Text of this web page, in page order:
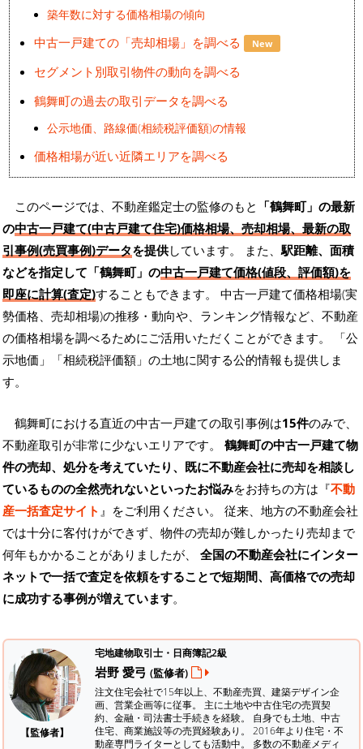
築年数に対する価格相場の傾向
中古一戸建ての「売却相場」を調べる New
セグメント別取引物件の動向を調べる
鶴舞町の過去の取引データを調べる
公示地価、路線価(相続税評価額)の情報
価格相場が近い近隣エリアを調べる
このページでは、不動産鑑定士の監修のもと 「鶴舞町」の最新
の中古一戸建て(中古戸建て住宅)価格相場、売却相場、最新の取
引事例(売買事例)データを提供しています。 また、駅距離、面積
などを指定して「鶴舞町」の中古一戸建て価格(値段、評価額)を
即座に計算(査定)することもできます。 中古一戸建て価格相場(実
勢価格、売却相場)の推移・動向や、ランキング情報など、不動産
の価格相場を調べるためにご活用いただくことができます。
「公
示地価」「相続税評価額」の土地に関する公的情報も提供しま
す。
鶴舞町における直近の中古一戸建ての取引事例は15件のみで、
不動産取引が非常に少ないエリアです。 鶴舞町の中古一戸建て物
件の売却、処分を考えていたり、既に不動産会社に売却を相談し
ているものの全然売れないといったお悩みをお持ちの方は『不動
産一括査定サイト 』をご利用ください。 従来、地方の不動産会社
では十分に客付けができず、物件の売却が難しかったり売却まで
何年もかかることがありましたが、 全国の不動産会社にインター
ネットで一括で査定を依頼をすることで短期間、高価格での売却
に成功する事例が増えています。
【監修者】
宅地建物取引士・日商簿記2級
岩野 愛弓 (監修者)
注文住宅会社で15年以上、不動産売買、建築デザイン企
画、営業企画等に従事。 主に土地や中古住宅の売買契
約、金融・司法書士手続きを経験。 自身でも土地、中古
住宅、商業施設等の売買経験あり。 2016年より住宅・不
動産専門ライターとしても活動中。 多数の不動産メディ